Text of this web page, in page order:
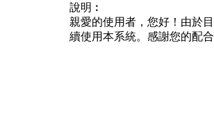
說明︰
親愛的使用者，您好！由於
續使用本系統。感謝您的配合